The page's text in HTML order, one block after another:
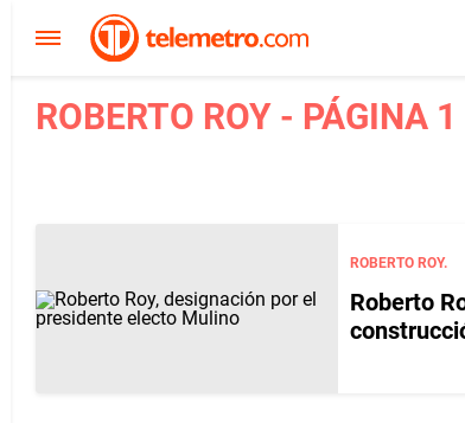
ROBERTO ROY - PÁGINA 1
ROBERTO ROY.
Roberto